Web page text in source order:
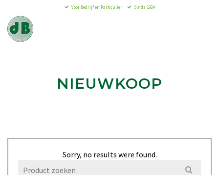
Voor Bedrijf en Particulier Sinds 1924
NIEUWKOOP
Sorry, no results were found.
Search